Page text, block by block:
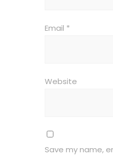
Email *
Website
Save my name,